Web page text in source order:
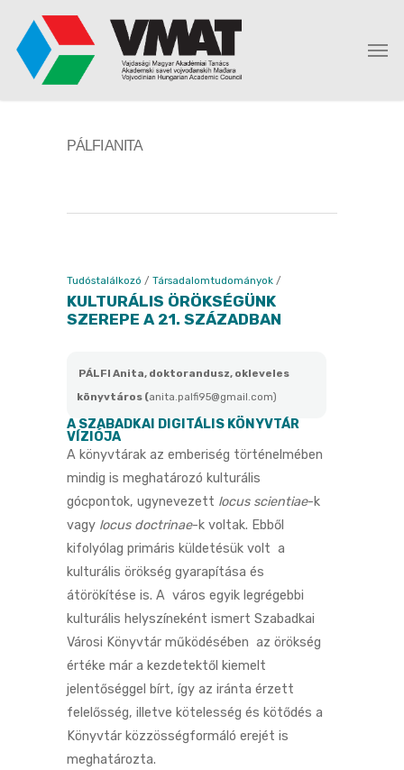
PÁLFI ANITA
Tudóstalálkozó / Társadalomtudományok /
KULTURÁLIS ÖRÖKSÉGÜNK
SZEREPE A 21. SZÁZADBAN
PÁLFI Anita, doktorandusz, okleveles
könyvtáros (anita.palfi95@gmail.com)
A SZABADKAI DIGITÁLIS KÖNYVTÁR
VÍZIÓJA
A könyvtárak az emberiség történelmében
mindig is meghatározó kulturális
gócpontok, ugynevezett locus scientiae-k
vagy locus doctrinae-k voltak. Ebből
kifolyólag primáris küldetésük volt a
kulturális örökség gyarapítása és
átörökítése is. A város egyik legrégebbi
kulturális helyszíneként ismert Szabadkai
Városi Könyvtár működésében az örökség
értéke már a kezdetektől kiemelt
jelentőséggel bírt, így az iránta érzett
felelősség, illetve kötelesség és kötődés a
Könyvtár közzösségformáló erejét is
meghatározta.